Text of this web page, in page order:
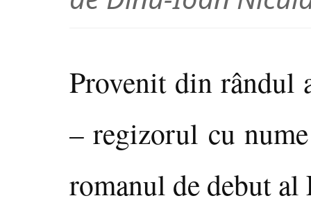
Provenit din rândul
– regizorul cu
romanul de debut